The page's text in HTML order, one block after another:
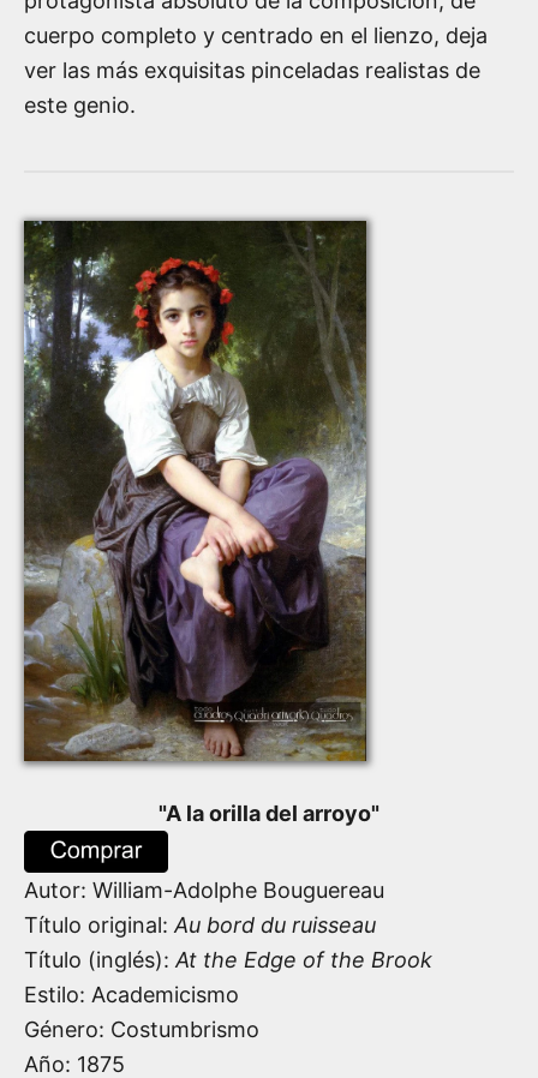
cuerpo completo y centrado en el lienzo, deja
ver las más exquisitas pinceladas realistas de
este genio.
"A la orilla del arroyo"
Autor: William-Adolphe Bouguereau
Título original:Au bord du ruisseau
Título (inglés):At the Edge of the Brook
Estilo: Academicismo
Género: Costumbrismo
Año: 1875